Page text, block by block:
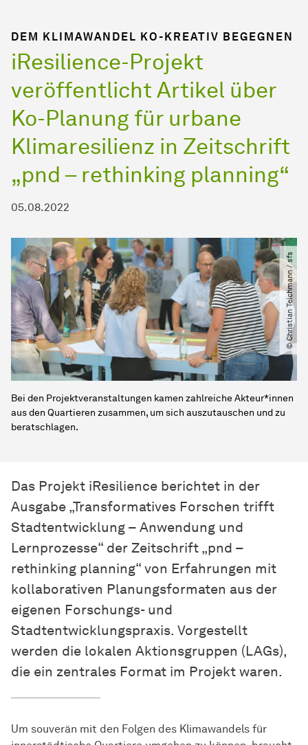
DEM KLIMAWANDEL KO-KREATIV BEGEGNEN
iResilience-Projekt
veröffentlicht Artikel über
Ko-Planung für urbane
Klimaresilienz in Zeitschrift
„pnd – rethinking planning“
05.08.2022
© Christian Teichmann ​/​ sfs
Bei den Projektveranstaltungen kamen zahlreiche Akteur*innen
aus den Quartieren zusammen, um sich auszutauschen und zu
beratschlagen.
Das Projekt iResilience berichtet in der
Ausgabe „Transformatives Forschen trifft
Stadtentwicklung – Anwendung und
Lernprozesse“ der Zeitschrift „pnd –
rethinking planning“ von Erfahrungen mit
kollaborativen Planungsformaten aus der
eigenen Forschungs- und
Stadtentwicklungspraxis. Vorgestellt
werden die lokalen Aktionsgruppen (LAGs),
die ein zentrales Format im Projekt waren.
Um souverän mit den Folgen des Klimawandels für